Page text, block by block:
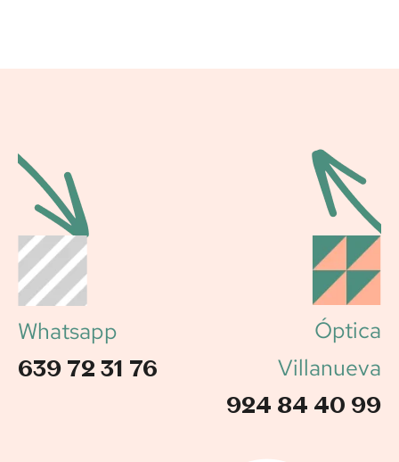
Whatsapp
639 72 31 76
Óptica
Villanueva
924 84 40 99